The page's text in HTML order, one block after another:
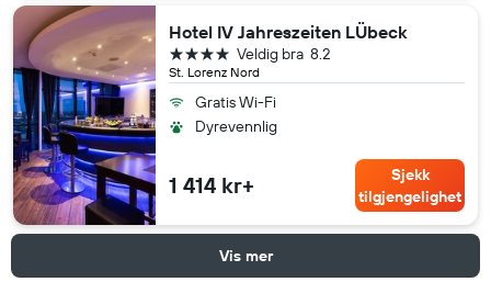
Hotel IV Jahreszeiten LÜbeck
St. Lorenz Nord
8.2
Veldig bra
4 stjerner
Gratis Wi-Fi
Dyrevennlig
1 414 kr+
Sjekk
tilgjengelighet
Vis mer